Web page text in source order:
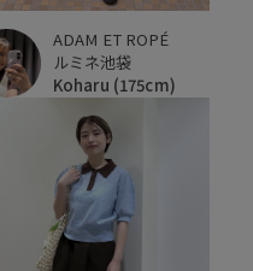
ADAM ET ROPÉ
ルミネ池袋
Koharu (175cm)